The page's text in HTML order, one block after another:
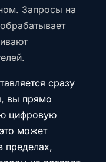
Запросы на
сразу
вы прямо
цифровую
может
пределах,